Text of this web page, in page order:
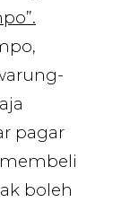
pagar
boleh